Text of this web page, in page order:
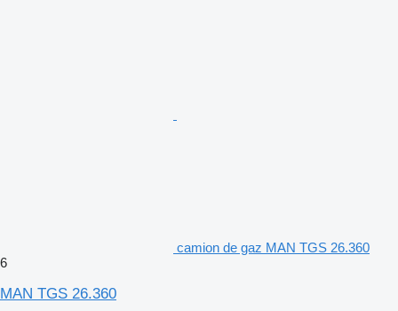
camion de gaz MAN TGS 26.360
6
MAN TGS 26.360